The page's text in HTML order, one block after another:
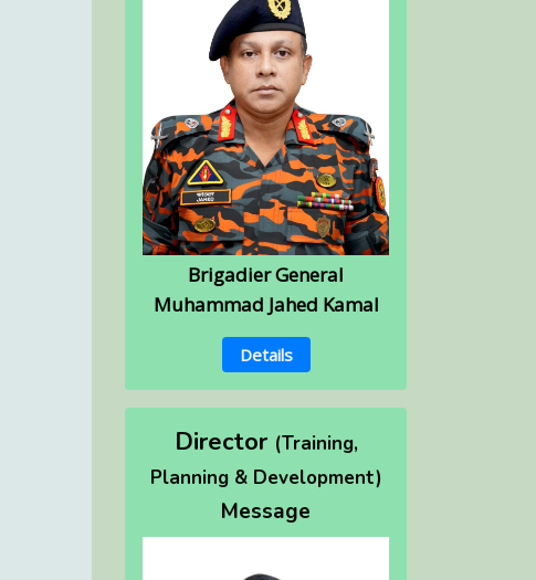
Brigadier General
Muhammad Jahed Kamal
Details
Director (Training,
Planning & Development)
Message